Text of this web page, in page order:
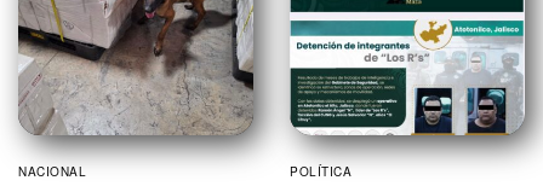
NACIONAL POLÍTICA